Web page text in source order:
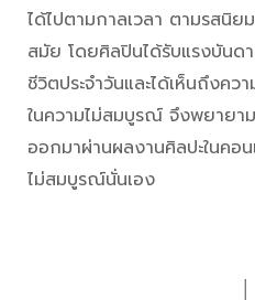
ได้ไปตามกาลเวลา ตามรสนิ
สมัย โดยศิลปินได้รับแรงบันด
ชีวิตประจำวันและได้เห็นถึงค
ในความไม่สมบูรณ์ จึงพยายา
ออกมาผ่านผลงานศิลปะในคอ
ไม่สมบูรณ์นั่นเอง